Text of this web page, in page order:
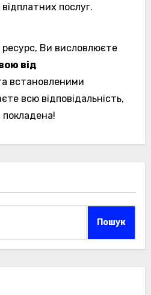
послуг.
Ви висловлюєте
від
встановленими
всю відповідальність,
Пошук